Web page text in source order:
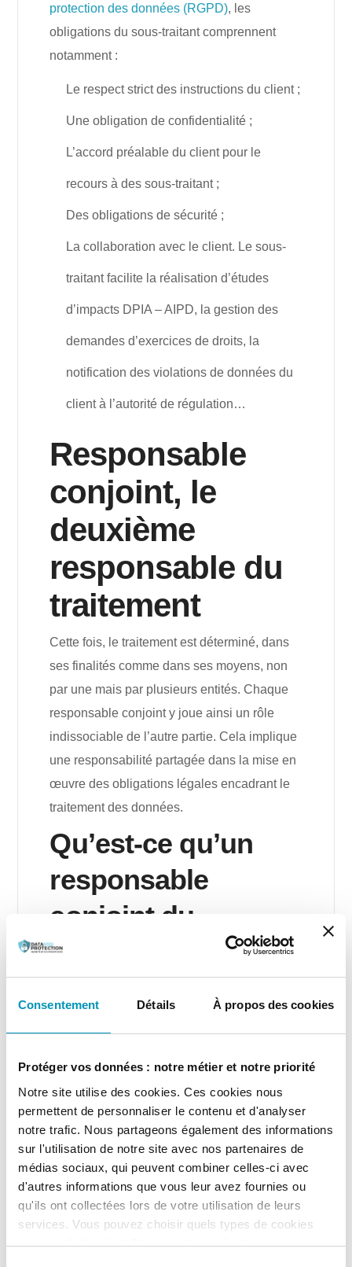
Consentement Détails À propos des cookies
Protéger vos données : notre métier et notre priorité
Notre site utilise des cookies. Ces cookies nous
permettent de personnaliser le contenu et d'analyser
notre trafic. Nous partageons également des informations
sur l'utilisation de notre site avec nos partenaires de
médias sociaux, qui peuvent combiner celles-ci avec
d'autres informations que vous leur avez fournies ou
qu'ils ont collectées lors de votre utilisation de leurs
services. Vous pouvez choisir quels types de cookies
vous souhaitez installer sur votre navigateur.
protection des données (RGPD), les
obligations du sous-traitant comprennent
notamment :
Le respect strict des instructions du client ;
Une obligation de confidentialité ;
L’accord préalable du client pour le
recours à des sous-traitant ;
Des obligations de sécurité ;
La collaboration avec le client. Le sous-
traitant facilite la réalisation d’études
d’impacts DPIA – AIPD, la gestion des
demandes d’exercices de droits, la
notification des violations de données du
client à l’autorité de régulation…
Responsable
conjoint, le
deuxième
responsable du
traitement
Cette fois, le traitement est déterminé, dans
ses finalités comme dans ses moyens, non
par une mais par plusieurs entités. Chaque
responsable conjoint y joue ainsi un rôle
indissociable de l’autre partie. Cela implique
une responsabilité partagée dans la mise en
œuvre des obligations légales encadrant le
traitement des données.
Qu’est-ce qu’un
responsable
conjoint du
traitement ?
à deux entreprises, de promotion d’une
offre packagée par exemple ;
parce qu’on participe au traitement d’une
manière complémentaire et indissociable
par rapport à l’autre partie. Tel est le cas